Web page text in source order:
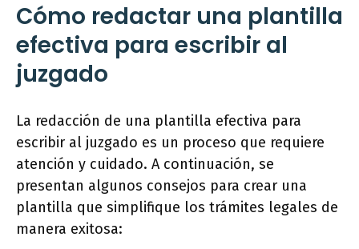
Cómo redactar una plantilla
efectiva para escribir al
juzgado
La redacción de una plantilla efectiva para
escribir al juzgado es un proceso que requiere
atención y cuidado. A continuación, se
presentan algunos consejos para crear una
plantilla que simplifique los trámites legales de
manera exitosa: